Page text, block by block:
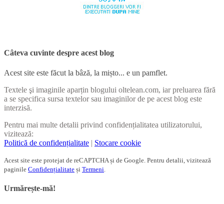
Câteva cuvinte despre acest blog
Acest site este făcut la bâză, la mișto... e un pamflet.
Textele şi imaginile aparțin blogului oltelean.com, iar preluarea fără
a se specifica sursa textelor sau imaginilor de pe acest blog este
interzisă.
Pentru mai multe detalii privind confidențialitatea utilizatorului,
vizitează:
Politică de confidențialitate | Stocare cookie
Acest site este protejat de reCAPTCHA și de Google. Pentru detalii, vizitează
paginile Confidențialitate și Termeni
Urmărește-mă!